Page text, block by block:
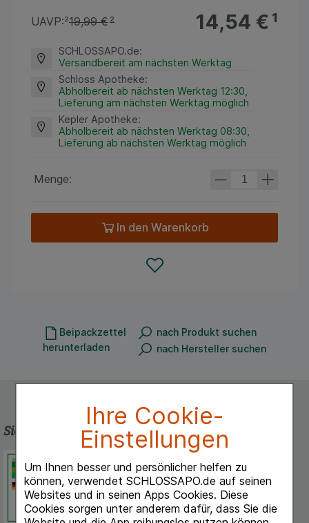
Ihre Cookie-
Einstellungen
Um Ihnen besser und persönlicher helfen zu
können, verwendet SCHLOSSAPO.de auf seinen
Websites und in seinen Apps Cookies. Diese
Cookies sorgen unter anderem dafür, dass Sie die
14,54 €¹
UAVP:²19,99 €²
SCHLOSSAPO.de:
Versandbereit am nächsten Werktag
Schloss Apotheke:
Abholbereit ab nächsten Werktag 12:30,
Lieferung am nächsten Werktag möglich
Kepler Apotheke:
Abholbereit ab nächsten Werktag 08:30,
Lieferung ab nächsten Werktag möglich
Menge:
In den Warenkorb
Beipackzettel
herunterladen
nach Produkt suchen
nach Hersteller suchen
Sicherheit und Qualität
Deutschen Institut für Medizinische
Dokumentation und Information.